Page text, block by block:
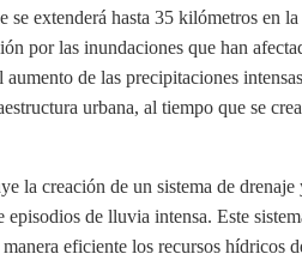
se extenderá hasta 35 kilómetros en
por las inundaciones que han
de las precipitaciones
urbana, al tiempo que se
la creación de un sistema de
de lluvia intensa. Este
eficiente los recursos hídricos